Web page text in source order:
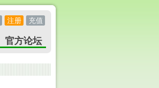
充值
注册
官方论坛